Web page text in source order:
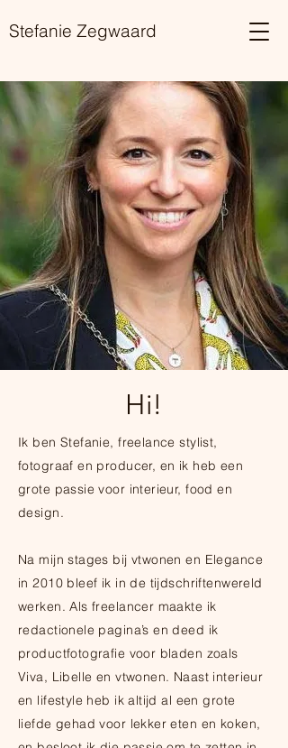
Stefanie Zegwaard
Hi!
Ik ben Stefanie, freelance stylist,
fotograaf en producer, en ik heb een
grote passie voor interieur, food en
design.
Na mijn stages bij vtwonen en Elegance
in 2010 bleef ik in de tijdschriftenwereld
werken. Als freelancer maakte ik
redactionele pagina’s en deed ik
productfotografie voor bladen zoals
Viva, Libelle en vtwonen. Naast interieur
en lifestyle heb ik altijd al een grote
liefde gehad voor lekker eten en koken,